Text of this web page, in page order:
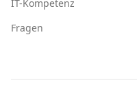
IT-Kompetenz
Fragen